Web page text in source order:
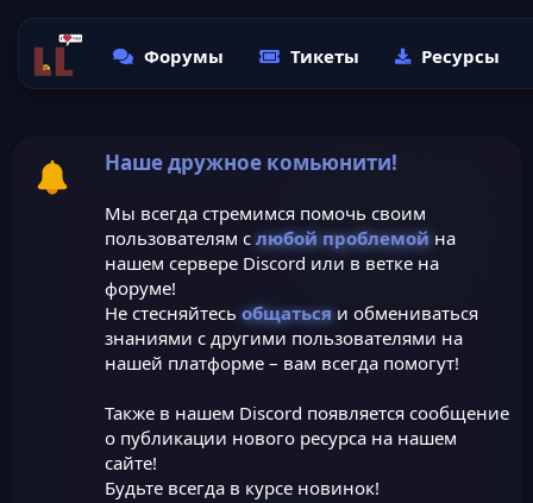
Форумы Тикеты Ресурсы
Наше дружное комьюнити!
Мы всегда стремимся помочь своим
пользователям с любой проблемойна
нашем сервере Discord или в ветке на
форуме!
Не стесняйтесь общатьсяи обмениваться
знаниями с другими пользователями на
нашей платформе – вам всегда помогут!
Также в нашем Discord появляется сообщение
о публикации нового ресурса на нашем
сайте!
Будьте всегда в курсе новинок!